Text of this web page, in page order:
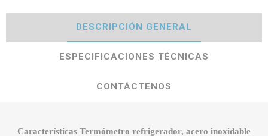
DESCRIPCIÓN GENERAL
ESPECIFICACIONES TÉCNICAS
CONTÁCTENOS
Características Termómetro refrigerador, acero inoxidable